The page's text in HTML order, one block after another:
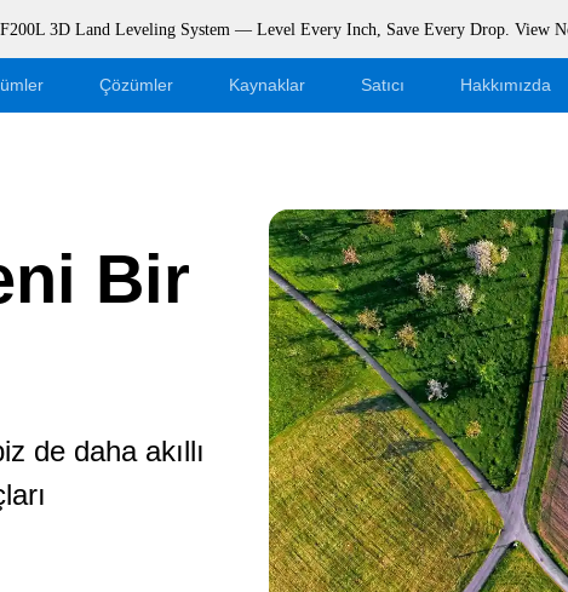
F200L 3D Land Leveling System — Level Every Inch, Save Every Drop. View
Çözümler Kaynaklar
Etkinlikler
Destek
İndir
Satıcı
Web Mağazası Girişi
Dealer Portal
Hakkımızda
Bir
de daha akıllı